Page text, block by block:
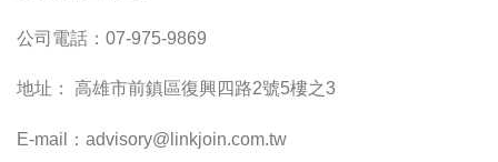
公司電話：07-975-9869
地址： 高雄市前鎮區復興四路2號5樓之3
E-mail： advisory@linkjoin.com.tw